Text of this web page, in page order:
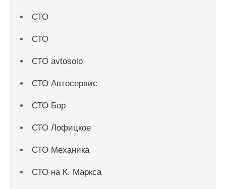
СТО
СТО
СТО avtosolo
СТО Автосервис
СТО Бор
СТО Лофицкое
СТО Механика
СТО на К. Маркса